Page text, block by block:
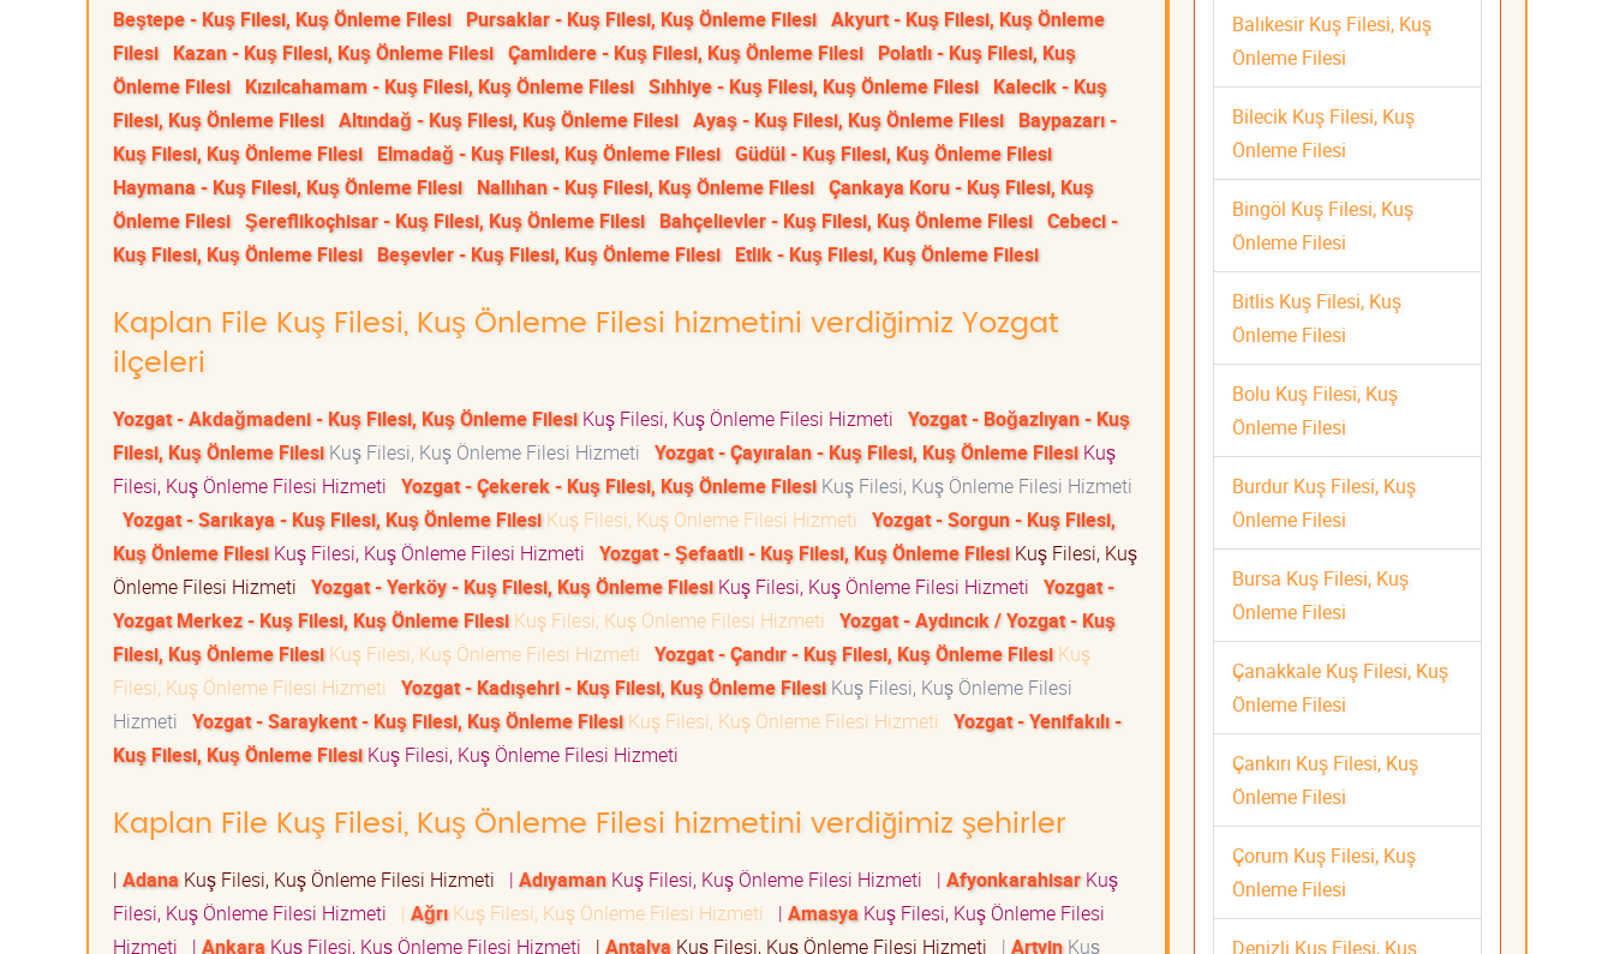
Beştepe - Kuş Filesi, Kuş Önleme Filesi Pursaklar - Kuş Filesi, Kuş Önleme Filesi Akyurt - Kuş Filesi, Kuş Önleme
Filesi Kazan - Kuş Filesi, Kuş Önleme Filesi Çamlıdere - Kuş Filesi, Kuş Önleme Filesi Polatlı - Kuş Filesi, Kuş
Önleme Filesi Kızılcahamam - Kuş Filesi, Kuş Önleme Filesi Sıhhiye - Kuş Filesi, Kuş Önleme Filesi Kalecik - Kuş
Filesi, Kuş Önleme Filesi Altındağ - Kuş Filesi, Kuş Önleme Filesi Ayaş - Kuş Filesi, Kuş Önleme Filesi Baypazarı -
Kuş Filesi, Kuş Önleme Filesi Elmadağ - Kuş Filesi, Kuş Önleme Filesi Güdül - Kuş Filesi, Kuş Önleme Filesi
Haymana - Kuş Filesi, Kuş Önleme Filesi Nallıhan - Kuş Filesi, Kuş Önleme Filesi Çankaya Koru - Kuş Filesi, Kuş
Önleme Filesi Şereflikoçhisar - Kuş Filesi, Kuş Önleme Filesi Bahçelievler - Kuş Filesi, Kuş Önleme Filesi Cebeci -
Kuş Filesi, Kuş Önleme Filesi Beşevler - Kuş Filesi, Kuş Önleme Filesi Etlik - Kuş Filesi, Kuş Önleme Filesi
Kaplan File Kuş Filesi, Kuş Önleme Filesi hizmetini verdiğimiz Yozgat
ilçeleri
Yozgat - Akdağmadeni - Kuş Filesi, Kuş Önleme FilesiKuş Filesi, Kuş Önleme Filesi Hizmeti Yozgat - Boğazlıyan - Kuş
Filesi, Kuş Önleme FilesiKuş Filesi, Kuş Önleme Filesi Hizmeti Yozgat - Çayıralan - Kuş Filesi, Kuş Önleme FilesiKuş
Filesi, Kuş Önleme Filesi Hizmeti Yozgat - Çekerek - Kuş Filesi, Kuş Önleme FilesiKuş Filesi, Kuş Önleme Filesi Hizmeti
Yozgat - Sarıkaya - Kuş Filesi, Kuş Önleme FilesiKuş Filesi, Kuş Önleme Filesi Hizmeti Yozgat - Sorgun - Kuş Filesi,
Kuş Önleme FilesiKuş Filesi, Kuş Önleme Filesi Hizmeti Yozgat - Şefaatli - Kuş Filesi, Kuş Önleme FilesiKuş Filesi, Kuş
Önleme Filesi Hizmeti Yozgat - Yerköy - Kuş Filesi, Kuş Önleme FilesiKuş Filesi, Kuş Önleme Filesi Hizmeti Yozgat -
Yozgat Merkez - Kuş Filesi, Kuş Önleme FilesiKuş Filesi, Kuş Önleme Filesi Hizmeti Yozgat - Aydıncık / Yozgat - Kuş
Filesi, Kuş Önleme FilesiKuş Filesi, Kuş Önleme Filesi Hizmeti Yozgat - Çandır - Kuş Filesi, Kuş Önleme FilesiKuş
Filesi, Kuş Önleme Filesi Hizmeti Yozgat - Kadışehri - Kuş Filesi, Kuş Önleme FilesiKuş Filesi, Kuş Önleme Filesi
Hizmeti Yozgat - Saraykent - Kuş Filesi, Kuş Önleme FilesiKuş Filesi, Kuş Önleme Filesi Hizmeti Yozgat - Yenifakılı -
Kuş Filesi, Kuş Önleme FilesiKuş Filesi, Kuş Önleme Filesi Hizmeti
Kaplan File Kuş Filesi, Kuş Önleme Filesi hizmetini verdiğimiz şehirler
| Adana Kuş Filesi, Kuş Önleme Filesi Hizmeti | AdıyamanKuş Filesi, Kuş Önleme Filesi Hizmeti | Afyonkarahisar Kuş
Filesi, Kuş Önleme Filesi Hizmeti
| AğrıKuş Filesi, Kuş Önleme Filesi Hizmeti | Amasya Kuş Filesi, Kuş Önleme Filesi
Hizmeti
| Ankara Kuş Filesi, Kuş Önleme Filesi Hizmeti | Antalya Kuş Filesi, Kuş Önleme Filesi Hizmeti | ArtvinKuş
Balıkesir Kuş Filesi, Kuş
Önleme Filesi
Bilecik Kuş Filesi, Kuş
Önleme Filesi
Bingöl Kuş Filesi, Kuş
Önleme Filesi
Bitlis Kuş Filesi, Kuş
Önleme Filesi
Bolu Kuş Filesi, Kuş
Önleme Filesi
Burdur Kuş Filesi, Kuş
Önleme Filesi
Bursa Kuş Filesi, Kuş
Önleme Filesi
Çanakkale Kuş Filesi, Kuş
Önleme Filesi
Çankırı Kuş Filesi, Kuş
Önleme Filesi
Çorum Kuş Filesi, Kuş
Önleme Filesi
Denizli Kuş Filesi, Kuş